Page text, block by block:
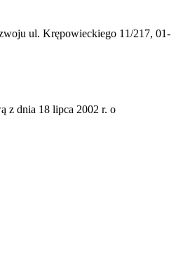
ul. Krępowieckiego 11/217, 01-
z dnia 18 lipca 2002 r. o